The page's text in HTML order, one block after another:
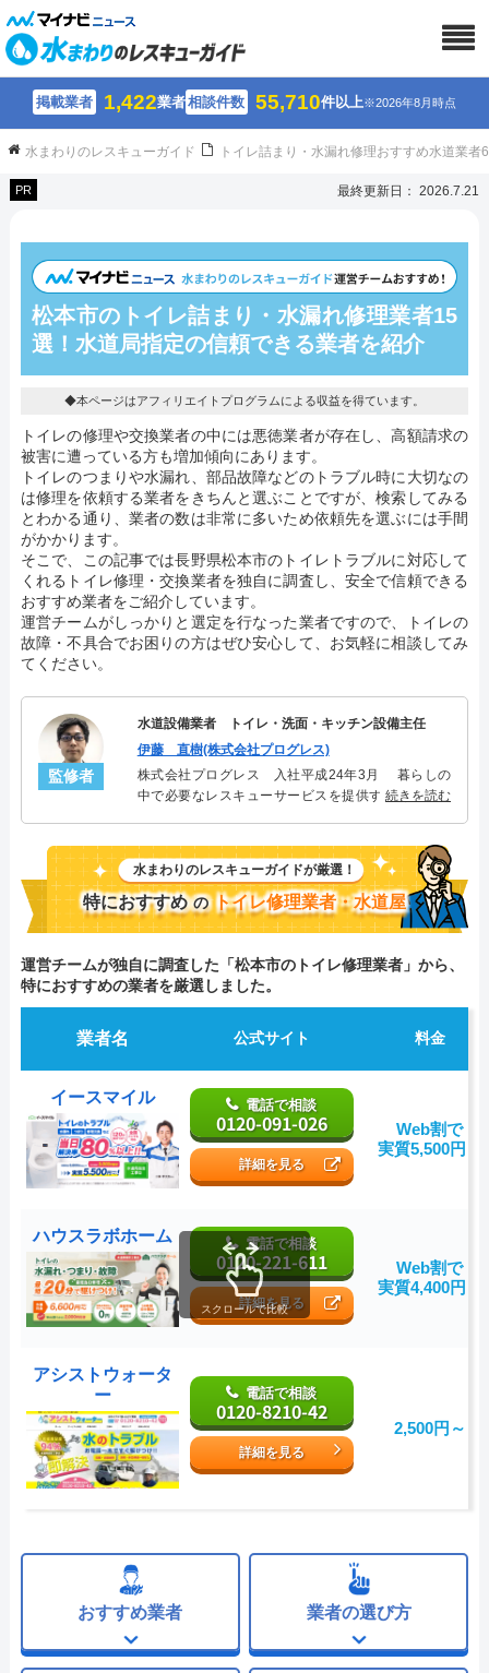
掲載業者 1,422業者相談件数 55,710件以上※2026年8月時点
水まわりのレスキューガイド トイレ詰まり・水漏れ修理おすすめ水道業
PR 最終更新日： 2026.7.21
松本市のトイレ詰まり・水漏れ修理業者15
選！水道局指定の信頼できる業者を紹介
◆本ページはアフィリエイトプログラムによる収益を得ています。
トイレの修理や交換業者の中には悪徳業者が存在し、高額請求の
被害に遭っている方も増加傾向にあります。
トイレのつまりや水漏れ、部品故障などのトラブル時に大切なの
は修理を依頼する業者をきちんと選ぶことですが、検索してみる
とわかる通り、業者の数は非常に多いため依頼先を選ぶには手間
がかかります。
そこで、この記事では長野県松本市のトイレトラブルに対応して
くれるトイレ修理・交換業者を独自に調査し、安全で信頼できる
おすすめ業者をご紹介しています。
運営チームがしっかりと選定を行なった業者ですので、トイレの
故障・不具合でお困りの方はぜひ安心して、お気軽に相談してみ
てください。
監修者
水道設備業者 トイレ・洗面・キッチン設備主任
伊藤 直樹(株式会社プログレス)
株式会社プログレス 入社平成24年3月 暮らしの
中で必要なレスキューサービスを提供する株式会社
トイレ・洗面・キッチン関連のトラブルを解決。多
くのお客様に信頼される「トイレ・洗面・キッチ
ン」のスペシャリスト。
続きを読む
水まわりのレスキューガイドが厳選！
特におすすめ の トイレ修理業者・水道屋
運営チームが独自に調査した「松本市のトイレ修理業者」から、
特におすすめの業者を厳選しました。
業者名 公式サイト 料金
イースマイル 電話で相談
0120-091-026
詳細を見る
Web割で
実質5,500円～
ハウスラボホーム 電話で相談
0120-221-611
詳細を見る
Web割で
実質4,400円～
アシストウォータ
ー
電話で相談
0120-8210-42
詳細を見る
2,500円～
スクロールで比較
おすすめ業者 業者の選び方